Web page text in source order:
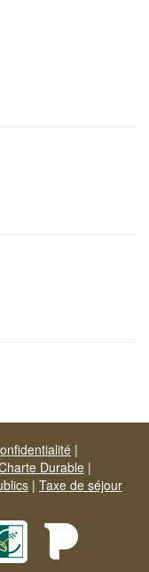
|
Durable |
| Taxe de séjour